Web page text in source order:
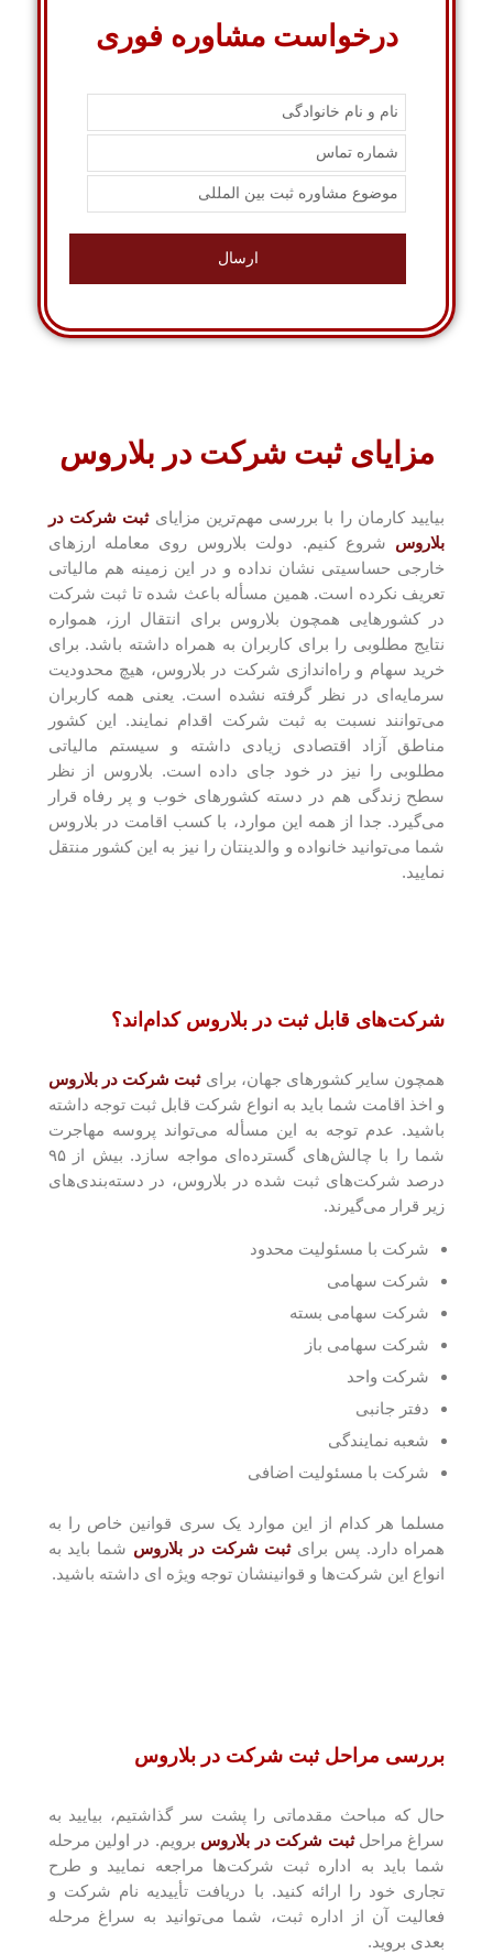
درخواست مشاوره فوری
مزایای ثبت شرکت در بلاروس
بیایید کارمان را با بررسی مهم‌ترین مزایایثبت شرکت در
بلاروس شروع کنیم. دولت بلاروس روی معامله ارز‌های
خارجی حساسیتی نشان نداده و در این زمینه هم مالیاتی
تعریف نکرده است. همین مسأله باعث شده تا ثبت شرکت
در کشور‌هایی همچون بلاروس برای انتقال ارز، همواره
نتایج مطلوبی را برای کاربران به همراه داشته باشد. برای
خرید سهام و راه‌اندازی شرکت در بلاروس، هیچ محدودیت
سرمایه‌ای در نظر گرفته نشده است. یعنی همه کاربران
می‌توانند نسبت به ثبت شرکت اقدام نمایند. این کشور
مناطق آزاد اقتصادی زیادی داشته و سیستم مالیاتی
مطلوبی را نیز در خود جای داده است. بلاروس از نظر
سطح زندگی هم در دسته کشور‌های خوب و پر رفاه قرار
می‌گیرد. جدا از همه این موارد، با کسب اقامت در بلاروس
شما می‌توانید خانواده و والدینتان را نیز به این کشور منتقل
نمایید.
شرکت‌های قابل ثبت در بلاروس کدام‌اند؟
همچون سایر کشور‌های جهان، برایثبت شرکت در بلاروس
و اخذ اقامت شما باید به انواع شرکت قابل ثبت توجه داشته
باشید. عدم توجه به این مسأله می‌تواند پروسه مهاجرت
شما را با چالش‌های گسترده‌ای مواجه سازد. بیش از ۹۵
درصد شرکت‌های ثبت شده در بلاروس، در دسته‌بندی‌های
زیر قرار می‌گیرند.
شرکت با مسئولیت محدود
شرکت سهامی
شرکت سهامی بسته
شرکت سهامی باز
شرکت واحد
دفتر جانبی
شعبه نمایندگی
شرکت با مسئولیت اضافی
مسلما هر کدام از این موارد یک سری قوانین خاص را به
همراه دارد. پس برایثبت شرکت در بلاروس شما باید به
انواع این شرکت‌ها و قوانینشان توجه ویژه ای داشته باشید.
بررسی مراحل ثبت شرکت در بلاروس
حال که مباحث مقدماتی را پشت سر گذاشتیم، بیایید به
سراغ مراحلثبت شرکت در بلاروس برویم. در اولین مرحله
شما باید به اداره ثبت شرکت‌ها مراجعه نمایید و طرح
تجاری خود را ارائه کنید. با دریافت تأییدیه نام شرکت و
فعالیت آن از اداره ثبت، شما می‌توانید به سراغ مرحله
بعدی بروید.